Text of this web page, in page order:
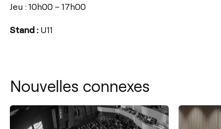
Jeu : 10h00 – 17h00
Stand : U11
Nouvelles connexes